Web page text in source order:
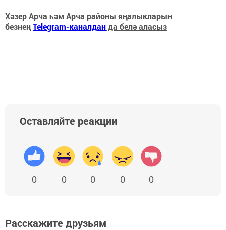
Хәзер Арча һәм Арча районы яңалыкларын
безнеңTelegram-каналданда белә аласыз
Оставляйте реакции
0 0 0 0 0
Расскажите друзьям